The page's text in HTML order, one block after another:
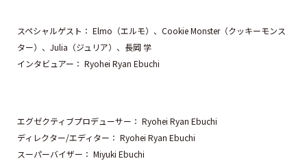
スペシャルゲスト： Elmo（エルモ）、Cookie Monster（クッキーモンス
ター）、Julia（ジュリア）、長岡 学
インタビュアー： Ryohei Ryan Ebuchi
エグゼクティブプロデューサー： Ryohei Ryan Ebuchi
ディレクター/エディター： Ryohei Ryan Ebuchi
スーパーバイザー： Miyuki Ebuchi